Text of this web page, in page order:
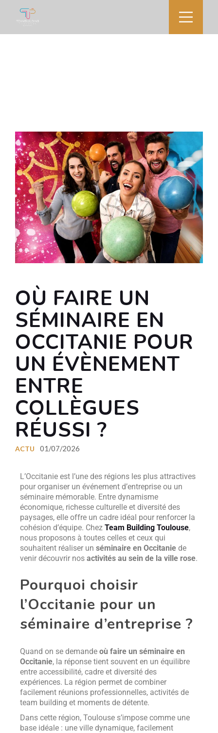
OÙ FAIRE UN
SÉMINAIRE EN
OCCITANIE POUR
UN ÉVÈNEMENT
ENTRE
COLLÈGUES
RÉUSSI ?
ACTU 01/07/2026
L’Occitanie est l’une des régions les plus attractives
pour organiser un événement d’entreprise ou un
séminaire mémorable. Entre dynamisme
économique, richesse culturelle et diversité des
paysages, elle offre un cadre idéal pour renforcer la
cohésion d’équipe. ChezTeam Building Toulouse,
nous proposons à toutes celles et ceux qui
souhaitent réaliser unséminaire en Occitanie de
venir découvrir nosactivités au sein de la ville rose.
Pourquoi choisir
l’Occitanie pour un
séminaire d’entreprise ?
Quand on se demandeoù faire un séminaire en
Occitanie, la réponse tient souvent en un équilibre
entre accessibilité, cadre et diversité des
expériences. La région permet de combiner
facilement réunions professionnelles, activités de
team building et moments de détente.
Dans cette région, Toulouse s’impose comme une
base idéale : une ville dynamique, facilement